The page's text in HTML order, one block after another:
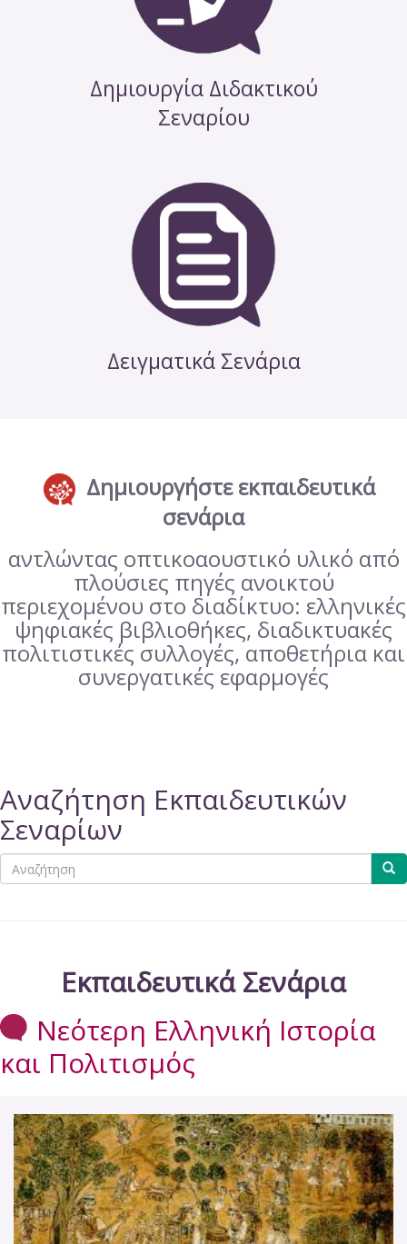
Δημιουργία Διδακτικού
Σεναρίου
Δειγματικά Σενάρια
Δημιουργήστε εκπαιδευτικά
σενάρια
αντλώντας οπτικοαουστικό υλικό από
πλούσιες πηγές ανοικτού
περιεχομένου στο διαδίκτυο: ελληνικές
ψηφιακές βιβλιοθήκες, διαδικτυακές
πολιτιστικές συλλογές, αποθετήρια και
συνεργατικές εφαρμογές
Αναζήτηση Εκπαιδευτικών
Σεναρίων
Εκπαιδευτικά Σενάρια
Νεότερη Ελληνική Ιστορία
και Πολιτισμός